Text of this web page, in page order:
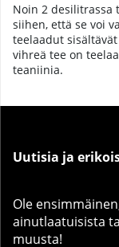
Noin 2 desilitrassa
siihen, että se voi
teelaadut
vihreä tee on
teaniinia.
Uutisia ja
Ole
ainutlaatuisista
muusta!